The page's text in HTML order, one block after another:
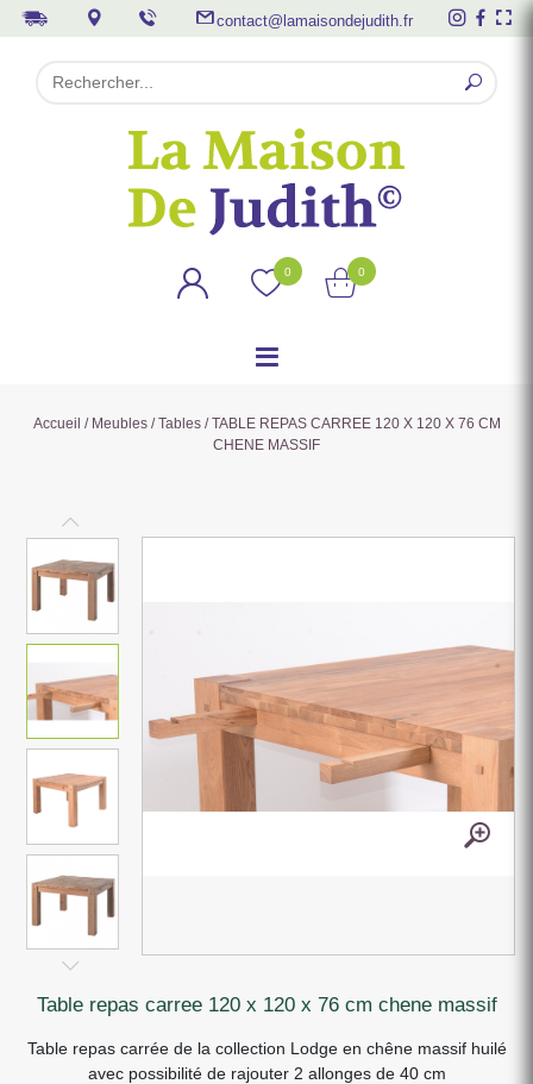
contact@lamaisondejudith.fr
0 0
Accueil / Meubles/Tables/ TABLE REPAS CARREE 120 X 120 X 76 CM
CHENE MASSIF
table repas carree 120 x 120 x 76 cm chene massif
Table repas carrée de la collection Lodge en chêne massif huilé
avec possibilité de rajouter 2 allonges de 40 cm